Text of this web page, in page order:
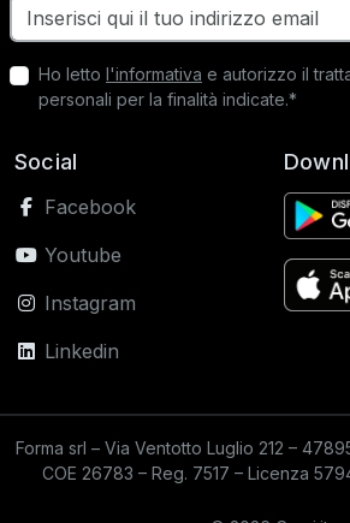
Ho letto l'informativa e autorizzo il
personali per la finalità indicate.*
Social
Facebook
Youtube
Instagram
Linkedin
Forma srl – Via Ventotto Luglio 212 –
COE 26783 – Reg. 7517 – Licenza